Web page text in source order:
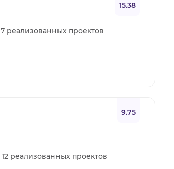
15.38
7 реализованных проектов
9.75
12 реализованных проектов